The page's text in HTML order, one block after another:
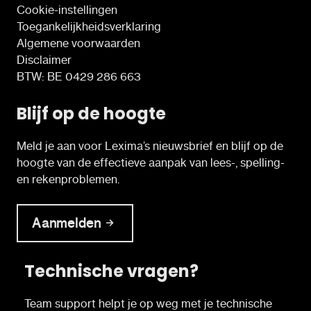
automatisatie te komen. Martine Ceyssens
is bedenker en auteur van Lezergame, een
methodeonafhankelijk programma. Zij
verkent in haar lezing de mogelijkheden die
game bieden in de begeleiding van kinderen
met dyslexie.
Cookie-instellingen
Toegankelijkheidsverklaring
Algemene voorwaarden
Disclaimer
BTW: BE 0429 286 663
Blijf op de hoogte
Meld je aan voor Lexima’s nieuwsbrief en blijf op de
hoogte van de effectieve aanpak van lees-, spelling-
en rekenproblemen.
Aanmelden
Technische vragen?
Team support helpt je op weg met je technische